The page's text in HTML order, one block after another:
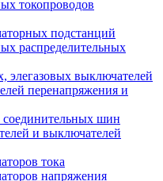
токопроводов
подстанций
распределительных
элегазовых выключателей
перенапряжения и
шин
и выключателей
тока
напряжения